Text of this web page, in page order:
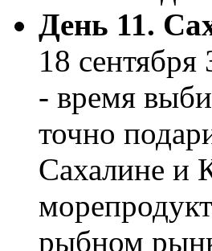
День 11.
18
- время
точно
Сахалине и
рыбном